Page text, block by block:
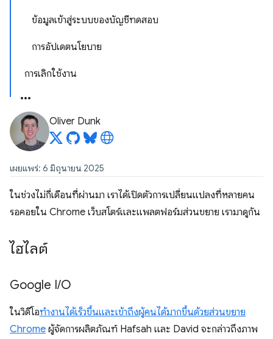
ข้อมูลเข้าสู่ระบบของบัญชีทดสอบ
การอัปเดตนโยบาย
การเลิกใช้งาน
Oliver Dunk
เผยแพร่: 6 มิถุนายน 2025
ในช่วงไม่กี่เดือนที่ผ่านมา เราได้เปิดตัวการเปลี่ยนแปลงที่หลายคน
รอคอยใน Chrome เว็บสโตร์และแพลตฟอร์มส่วนขยาย เรามาดูกัน
ไฮไลต์
Google I/O
ในวิดีโอทํางานได้เร็วขึ้นและเข้าถึงผู้คนได้มากขึ้นด้วยส่วนขยาย
Chrome ผู้จัดการผลิตภัณฑ์ Hafsah และ David จะกล่าวถึงภาพ